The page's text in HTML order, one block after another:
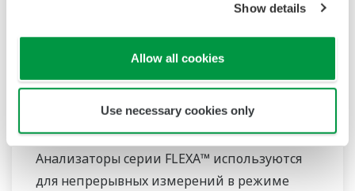
Show details
Allow all cookies
Use necessary cookies only
2-проводной преобразователь/
Анализаторы серии FLEXA™ используются
для непрерывных измерений в режиме